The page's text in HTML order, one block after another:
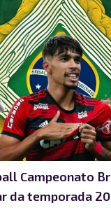
Campeonato
da temporada